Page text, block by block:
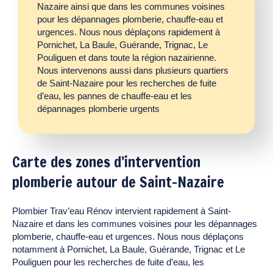
Nazaire ainsi que dans les communes voisines
pour les dépannages plomberie, chauffe-eau et
urgences. Nous nous déplaçons rapidement à
Pornichet, La Baule, Guérande, Trignac, Le
Pouliguen et dans toute la région nazairienne.
Nous intervenons aussi dans plusieurs quartiers
de Saint-Nazaire pour les recherches de fuite
d’eau, les pannes de chauffe-eau et les
dépannages plomberie urgents
Carte des zones d’intervention
plomberie autour de Saint-Nazaire
Plombier Trav’eau Rénov intervient rapidement à Saint-
Nazaire et dans les communes voisines pour les dépannages
plomberie, chauffe-eau et urgences. Nous nous déplaçons
notamment à Pornichet, La Baule, Guérande, Trignac et Le
Pouliguen pour les recherches de fuite d’eau, les